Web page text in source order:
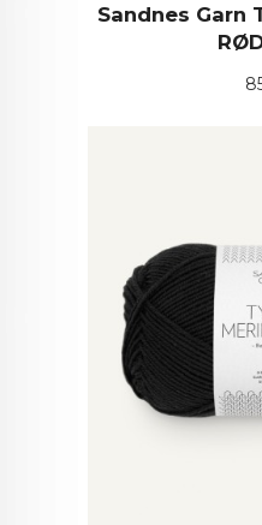
Sandnes Garn